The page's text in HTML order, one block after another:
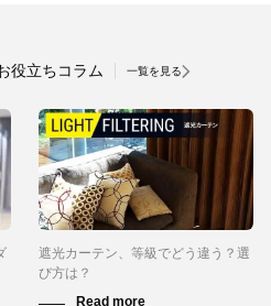
役立ちコラム 一覧を見る
遮光カーテン、等級でどう違う？選
び方は？